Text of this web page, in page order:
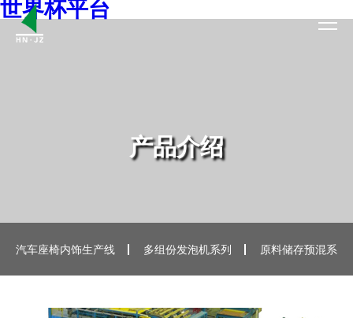
世界杯平台
世界杯平台-世界杯(中国)
产品介绍
汽车座椅内饰生产线 多组份发泡机系列 原料储存预混系列